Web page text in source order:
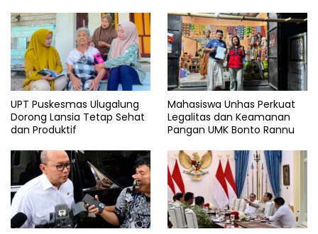
UPT Puskesmas Ulugalung
Dorong Lansia Tetap Sehat
dan Produktif
Mahasiswa Unhas Perkuat
Legalitas dan Keamanan
Pangan UMK Bonto Rannu